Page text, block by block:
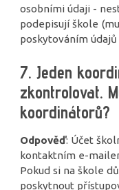
osobními údaji -
podepisují škole
poskytováním
7. Jeden
zkontrolovat.
koordinátorů?
Odpověď: Účet
kontaktním e-
Pokud si na škole
poskytnout